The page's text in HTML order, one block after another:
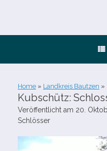
Home » Landkreis Bautzen »
Kubschütz:
Veröffentlicht am 20.
Schlösser